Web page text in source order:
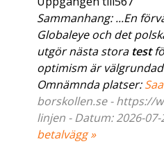
Sammanhang: ...En
Globaleye och det
utgör nästa stora test
optimism är
Omnämnda platser:
borskollen.se - https://
linjen - Datum: 2026-07-
betalvägg »